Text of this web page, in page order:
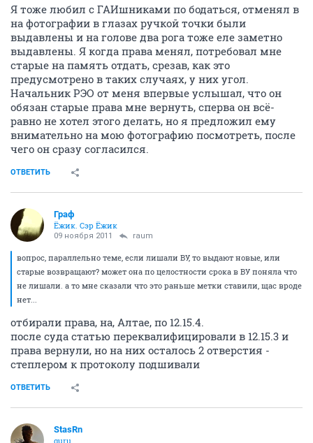
Я тоже любил с ГАИшниками по бодаться, отменял в
на фотографии в глазах ручкой точки были
выдавлены и на голове два рога тоже еле заметно
выдавлены. Я когда права менял, потребовал мне
старые на память отдать, срезав, как это
предусмотрено в таких случаях, у них угол.
Начальник РЭО от меня впервые услышал, что он
обязан старые права мне вернуть, сперва он всё-
равно не хотел этого делать, но я предложил ему
внимательно на мою фотографию посмотреть, после
чего он сразу согласился.
ОТВЕТИТЬ
Граф
Ёжик. Сэр Ёжик
09 ноября 2011 raum
вопрос, параллельно теме, если лишали ВУ, то выдают новые, или
старые возвращают? может она по целостности срока в ВУ поняла что
не лишали. а то мне сказали что это раньше метки ставили, щас вроде
нет...
отбирали права, на, Алтае, по 12.15.4.
после суда статью переквалифицировали в 12.15.3 и
права вернули, но на них осталось 2 отверстия -
степлером к протоколу подшивали
ОТВЕТИТЬ
StasRn
guru